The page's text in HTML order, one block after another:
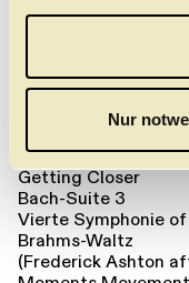
l
Nur
Trilogy M.R.: Secrets
Spring and Fall
Bernstein Dances
Le Sacre
Getting Closer
Bach-Suite 3
Vierte Symphonie
Brahms-Waltz
(Frederick Ashton